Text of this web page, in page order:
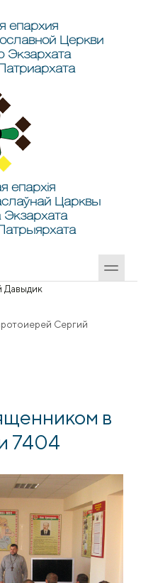
епархия
Церкви
Экзархата
епархія
Царквы
Экзархата
Давыдик
Сергий
в
7404